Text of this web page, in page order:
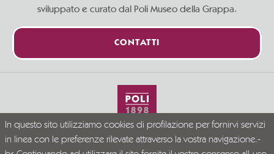
sviluppato e curato dal Poli Museo della Grappa.
CONTATTI
Vivi la Grappa responsabilmente
In questo sito utilizziamo cookies di profilazione per fornirvi servizi
in linea con le preferenze rilevate attraverso la vostra navigazione.-